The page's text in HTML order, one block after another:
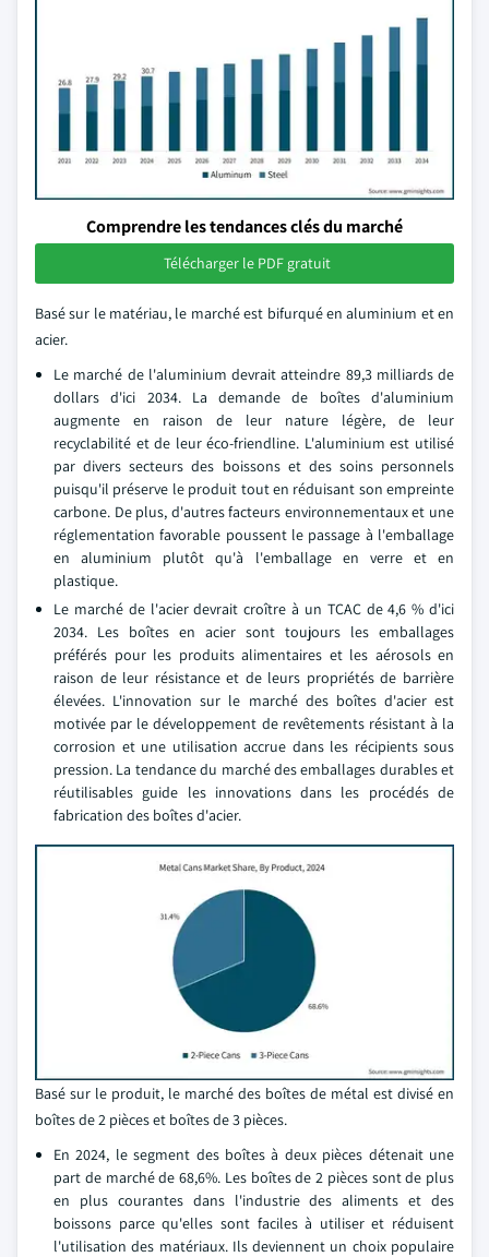
Comprendre les tendances clés du marché
Télécharger le PDF gratuit
Basé sur le matériau, le marché est bifurqué en aluminium et en
acier.
Le marché de l'aluminium devrait atteindre 89,3 milliards de
dollars d'ici 2034. La demande de boîtes d'aluminium
augmente en raison de leur nature légère, de leur
recyclabilité et de leur éco-friendline. L'aluminium est utilisé
par divers secteurs des boissons et des soins personnels
puisqu'il préserve le produit tout en réduisant son empreinte
carbone. De plus, d'autres facteurs environnementaux et une
réglementation favorable poussent le passage à l'emballage
en aluminium plutôt qu'à l'emballage en verre et en
plastique.
Le marché de l'acier devrait croître à un TCAC de 4,6 % d'ici
2034. Les boîtes en acier sont toujours les emballages
préférés pour les produits alimentaires et les aérosols en
raison de leur résistance et de leurs propriétés de barrière
élevées. L'innovation sur le marché des boîtes d'acier est
motivée par le développement de revêtements résistant à la
corrosion et une utilisation accrue dans les récipients sous
pression. La tendance du marché des emballages durables et
réutilisables guide les innovations dans les procédés de
fabrication des boîtes d'acier.
Basé sur le produit, le marché des boîtes de métal est divisé en
boîtes de 2 pièces et boîtes de 3 pièces.
En 2024, le segment des boîtes à deux pièces détenait une
part de marché de 68,6%. Les boîtes de 2 pièces sont de plus
en plus courantes dans l'industrie des aliments et des
boissons parce qu'elles sont faciles à utiliser et réduisent
l'utilisation des matériaux. Ils deviennent un choix populaire